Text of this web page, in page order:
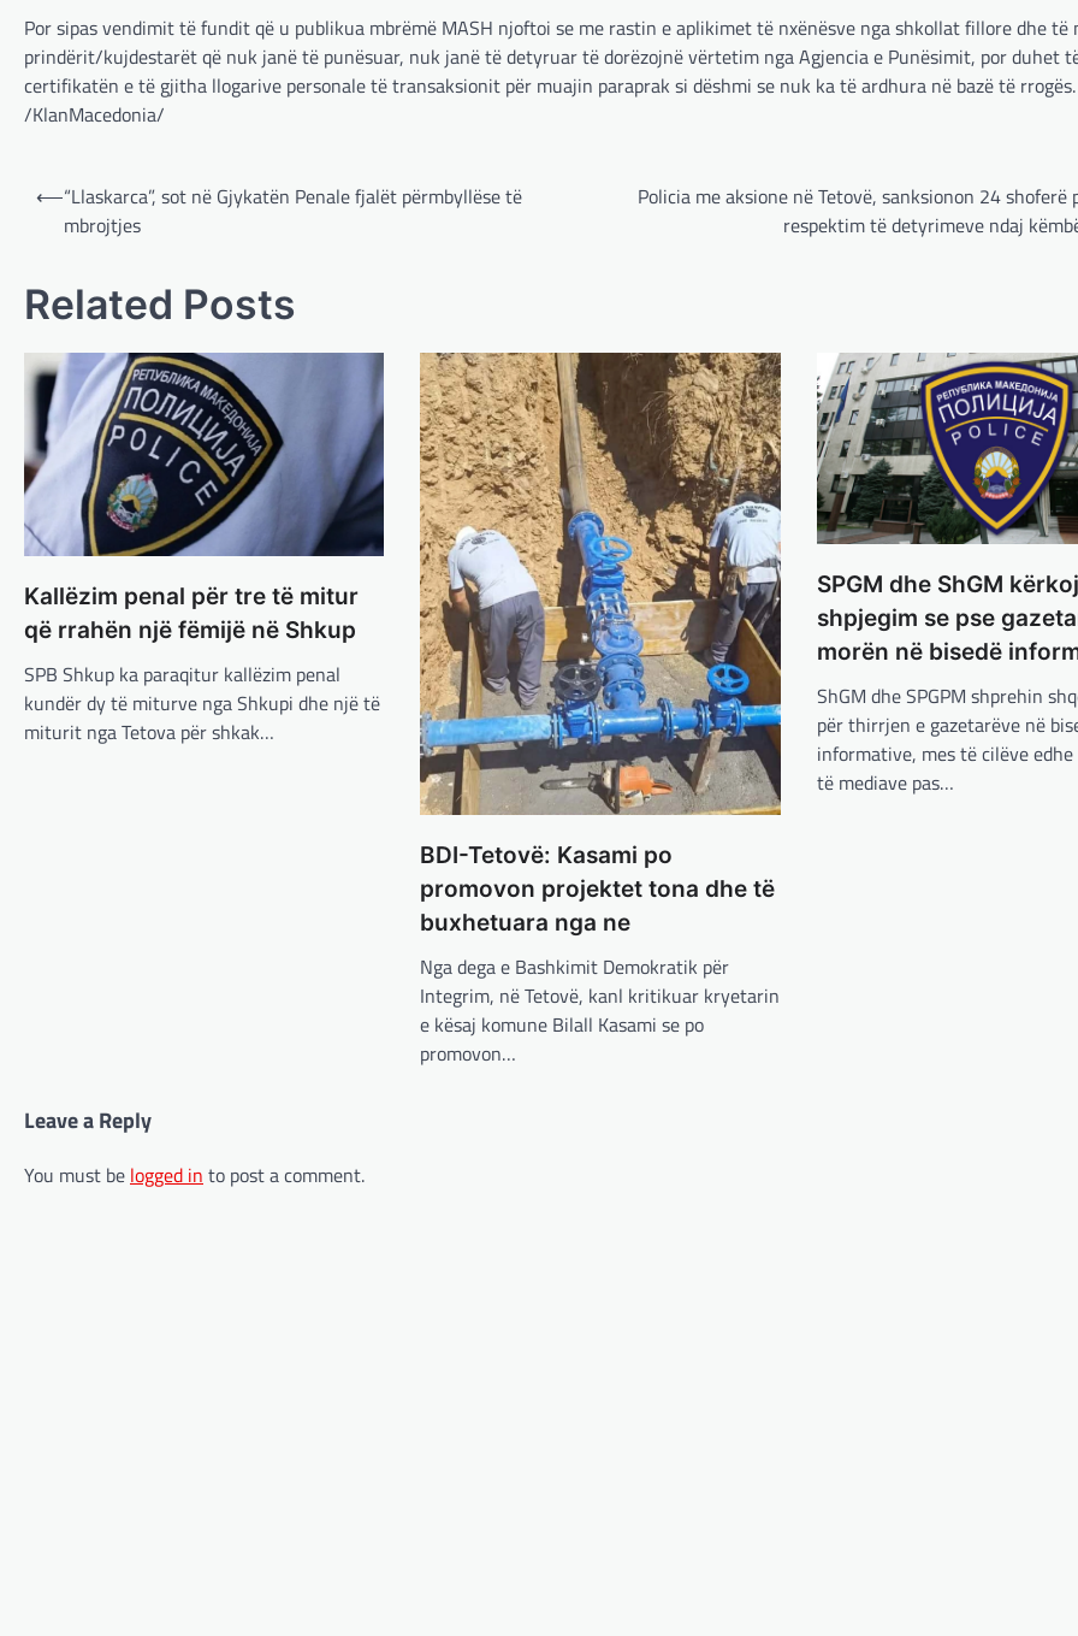
Por sipas vendimit të fundit që u publikua mbrëmë MASH njoftoi se me rastin e aplikimet të nxënësve nga shkollat fillore dhe të
prindërit/kujdestarët që nuk janë të punësuar, nuk janë të detyruar të dorëzojnë vërtetim nga Agjencia e Punësimit, por duhet
certifikatën e të gjitha llogarive personale të transaksionit për muajin paraprak si dëshmi se nuk ka të ardhura në bazë të rrogës.
/KlanMacedonia/
Post
navigation
⟵“Llaskarca”, sot në Gjykatën Penale fjalët përmbyllëse të
mbrojtjes
Policia me aksione në Tetovë, sanksionon 24 shoferë
respektim të detyrimeve ndaj
Related Posts
Kallëzim penal për tre të mitur
që rrahën një fëmijë në Shkup
SPB Shkup ka paraqitur kallëzim penal
kundër dy të miturve nga Shkupi dhe një të
miturit nga Tetova për shkak…
BDI-Tetovë: Kasami po
promovon projektet tona dhe të
buxhetuara nga ne
Nga dega e Bashkimit Demokratik për
Integrim, në Tetovë, kanl kritikuar kryetarin
e kësaj komune Bilall Kasami se po
promovon…
SPGM dhe ShGM
shpjegim se pse
morën në bisedë
ShGM dhe SPGPM shprehin
për thirrjen e gazetarëve në
informative, mes të cilëve edhe
të mediave pas…
Leave a Reply
You must be logged in to post a comment.